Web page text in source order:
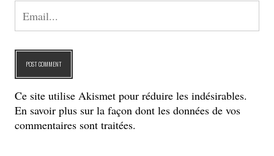
Ce site utilise Akismet pour réduire les indésirables.
En savoir plus sur la façon dont les données de vos
commentaires sont traitées.